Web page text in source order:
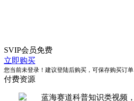
SVIP会员免费
立即购买
您当前未登录！建议登陆后购买，可保存购买订单
付费资源